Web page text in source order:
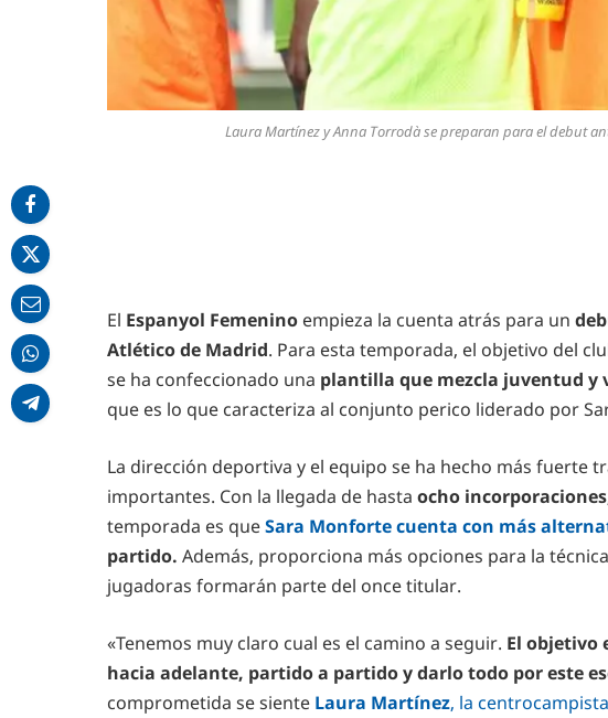
Laura Martínez y Anna Torrodà se preparan para el debut
El Espanyol Femenino empieza la cuenta atrás para un
Atlético de Madrid. Para esta temporada, el objetivo del
se ha confeccionado una plantilla que mezcla juventud
que es lo que caracteriza al conjunto perico liderado por
La dirección deportiva y el equipo se ha hecho más fuerte
importantes. Con la llegada de hasta ocho incorporaciones
temporada es queSara Monforte cuenta con más
partido. Además, proporciona más opciones para la
jugadoras formarán parte del once titular.
«Tenemos muy claro cual es el camino a seguir. El objetivo
hacia adelante, partido a partido y darlo todo por este
comprometida se siente Laura Martínez, la